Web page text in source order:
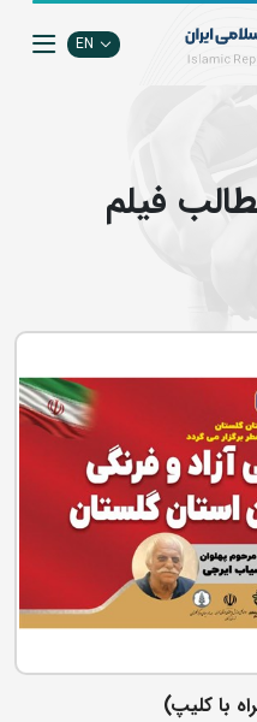
EN
فيلم
با کلیپ)